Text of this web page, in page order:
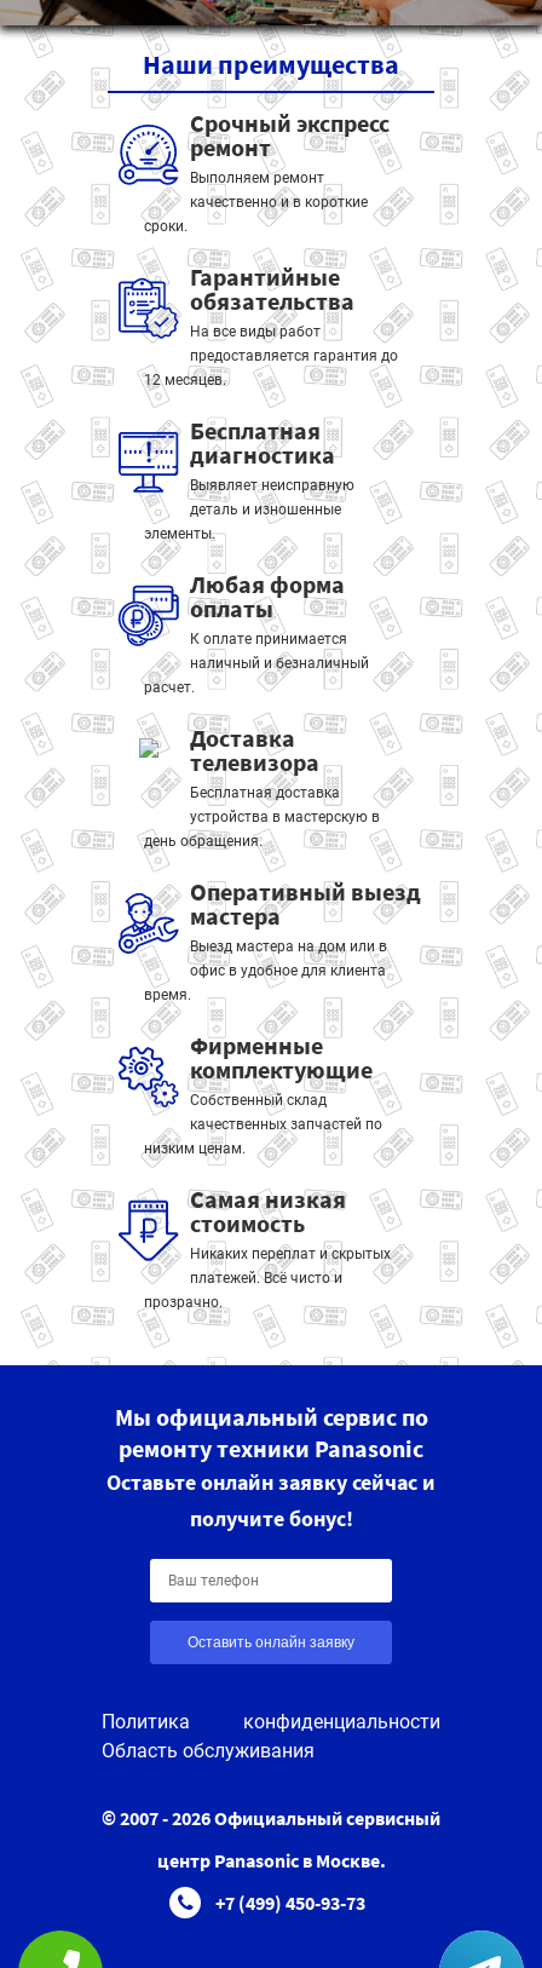
Нашипреимущества
Срочный экспресс
ремонт
Выполняем ремонт
качественно и в короткие
сроки.
Гарантийные
обязательства
На все виды работ
предоставляется гарантия до
12 месяцев.
Бесплатная
диагностика
Выявляет неисправную
деталь и изношенные
элементы.
Любая форма
оплаты
К оплате принимается
наличный и безналичный
расчет.
Доставка
телевизора
Бесплатная доставка
устройства в мастерскую в
день обращения.
Оперативный выезд
мастера
Выезд мастера на дом или в
офис в удобное для клиента
время.
Фирменные
комплектующие
Собственный склад
качественных запчастей по
низким ценам.
Самая низкая
стоимость
Никаких переплат и скрытых
платежей. Всё чисто и
прозрачно.
Мы официальный сервис по
ремонту техники Panasonic
Оставьте онлайн заявку сейчас и
получите бонус!
Оставить онлайн заявку
Политика конфиденциальности
Область обслуживания
© 2007 - 2026 Официальный сервисный
центр Panasonic в Москве.
+7 (499) 450-93-73